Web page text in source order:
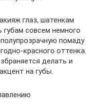
глаз, шатенкам
совсем немного
помаду
красного оттенка.
делать и
на губы.